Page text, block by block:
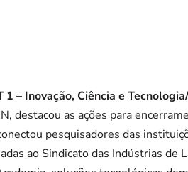
1 – Inovação, Ciência e
destacou as ações para
pesquisadores das
ao Sindicato das Indústrias